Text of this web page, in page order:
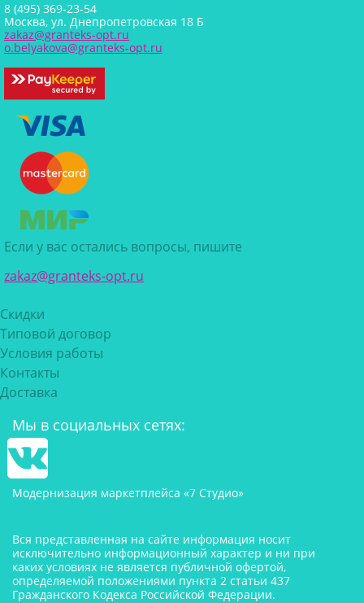
8 (495) 369-23-54
Москва, ул. Днепропетровская 18 Б
zakaz@granteks-opt.ru
o.belyakova@granteks-opt.ru
Если у вас остались вопросы, пишите
zakaz@granteks-opt.ru
Скидки
Типовой договор
Условия работы
Контакты
Доставка
Мы в социальных сетях:
Модернизация маркетплейса «7 Студио»
Вся представленная на сайте информация носит
исключительно информационный характер и ни при
каких условиях не является публичной офертой,
определяемой положениями пункта 2 статьи 437
Гражданского Кодекса Российской Федерации.